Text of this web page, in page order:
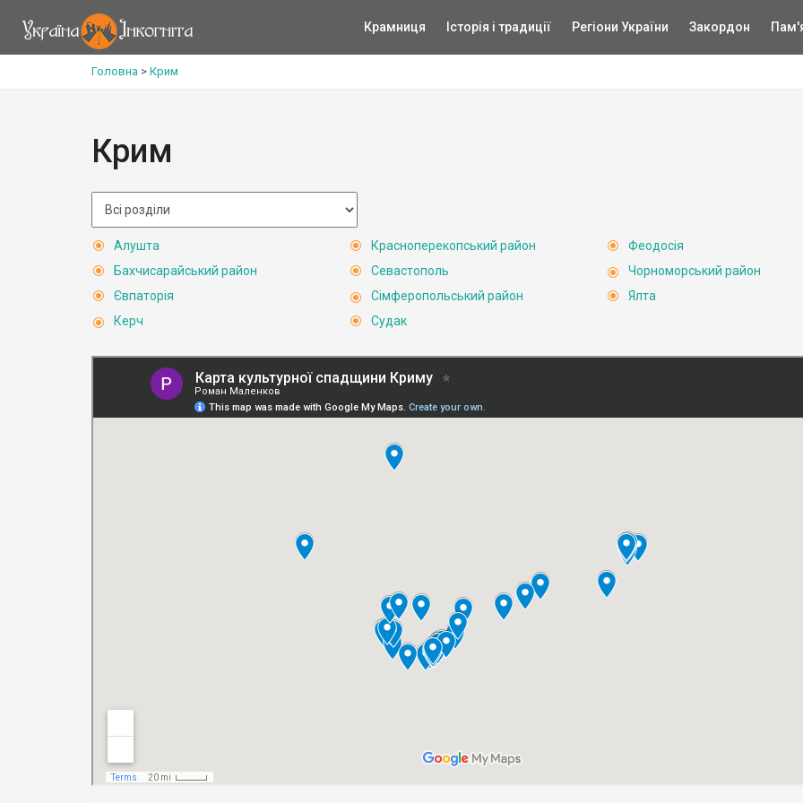
Крамниця Історія і традиції Регіони України Закордон
Головна > Крим
Крим
Алушта
Бахчисарайський район
Євпаторія
Керч
Красноперекопський район
Севастополь
Сімферопольський район
Судак
Феодосія
Чорноморський район
Ялта